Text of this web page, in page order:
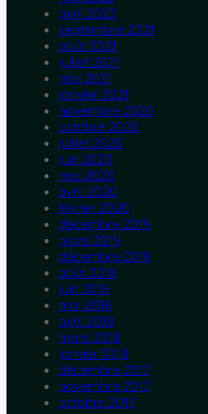
avril 2022
septembre 2021
août 2021
juillet 2021
mai 2021
janvier 2021
novembre 2020
octobre 2020
juillet 2020
juin 2020
mai 2020
avril 2020
février 2020
décembre 2019
mars 2019
décembre 2018
août 2018
juin 2018
mai 2018
avril 2018
mars 2018
janvier 2018
décembre 2017
novembre 2017
octobre 2017